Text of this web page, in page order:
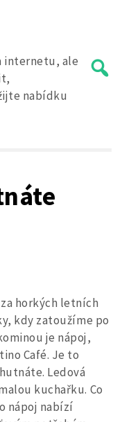
internetu, ale
nabídku
horkých letních
kdy zatoužíme po
je nápoj,
Café. Je to
Ledová
kuchařku. Co
nápoj nabízí